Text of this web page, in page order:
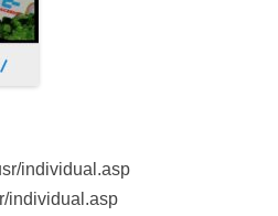
individual.asp
individual.asp